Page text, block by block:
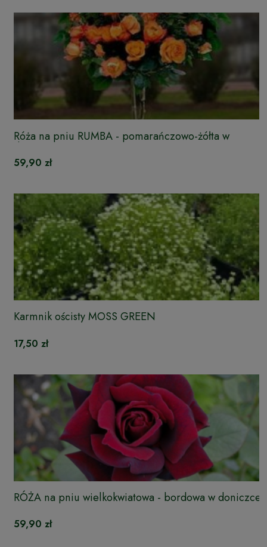
Róża na pniu RUMBA - pomarańczowo-żółta w
doniczce
59,90 zł
Karmnik ościsty MOSS GREEN
17,50 zł
RÓŻA na pniu wielkokwiatowa - bordowa w doniczce
59,90 zł